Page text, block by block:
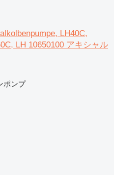
LH40C,
LH 10650100 アキシャル
ポンプ